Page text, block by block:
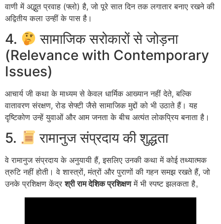
वाणी में अद्भुत प्रवाह (फ्लो) है, जो पूरे सात दिन तक लगातार बनाए रखने की
अद्वितीय कला उन्हीं के पास है।
4.
सामाजिक सरोकारों से जोड़ना
(Relevance with Contemporary
Issues)
आचार्य जी कथा के माध्यम से केवल धार्मिक आख्यान नहीं देते, बल्कि
वातावरण संरक्षण, रोड सेफ्टी जैसे सामाजिक मुद्दों को भी उठाते हैं। यह
दृष्टिकोण उन्हें युवाओं और आम जनता के बीच अत्यंत लोकप्रिय बनाता है।
5. रामानुज संप्रदाय की शुद्धता
वे रामानुज संप्रदाय के अनुयायी हैं, इसलिए उनकी कथा में कोई तथ्यात्मक
त्रुटि नहीं होती। वे शास्त्रों, मंत्रों और पुराणों की गहन समझ रखते हैं, जो
उनके प्रशिक्षण केंद्रश्री राम देशिक प्रशिक्षणमें भी स्पष्ट झलकता है。